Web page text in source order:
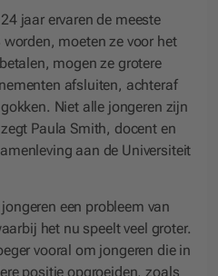
jaar ervaren de meeste
moeten ze voor het
mogen ze grotere
afsluiten, achteraf
Niet alle jongeren zijn
Paula Smith, docent en
aan de Universiteit
een probleem van
het nu speelt veel groter.
vooral om jongeren die in
positie opgroeiden, zoals